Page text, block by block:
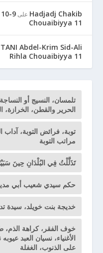
Hadjadj Chakib على
Chouaibiyya 11
Abdel-Krim Sid-Ali
Rihla Chouaibiyya 11
تلمسان، النسيج أو
الحرير والقطن، الخرازة،
توبة، فرائض التوبة، آداب
مراتب التوبة
تَذَلَّلْتُ فِي البُلْدَانِ حِينَ
حكم سيدي شعيب أبي
خديجة بنت خويلد، سيدة
خوف الفقر، كراهة الذم،
الأغنياء، نسيان العبد
على الذنوب، الغفلة